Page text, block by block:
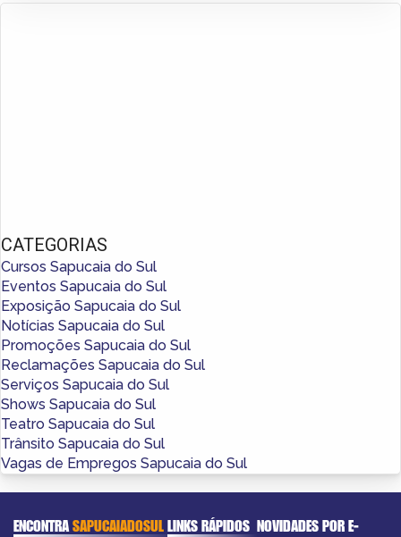
CATEGORIAS
Cursos Sapucaia do Sul
Eventos Sapucaia do Sul
Exposição Sapucaia do Sul
Notícias Sapucaia do Sul
Promoções Sapucaia do Sul
Reclamações Sapucaia do Sul
Serviços Sapucaia do Sul
Shows Sapucaia do Sul
Teatro Sapucaia do Sul
Trânsito Sapucaia do Sul
Vagas de Empregos Sapucaia do Sul
ENCONTRASAPUCAIADOSULLINKS RÁPIDOS NOVIDADES POR E-